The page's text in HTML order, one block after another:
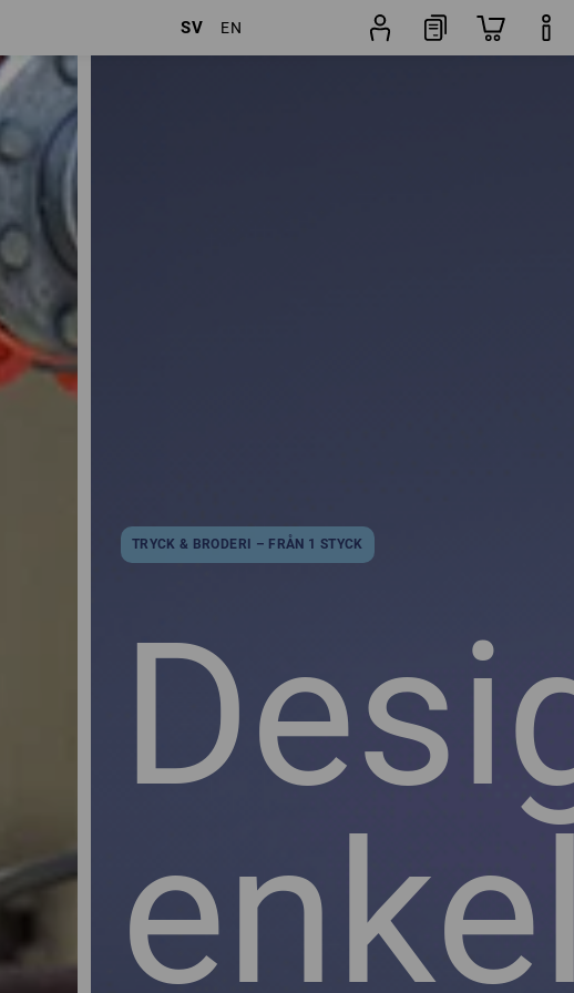
SV EN
TRYCK & BRODERI – FRÅN 1 STYCK
Ytterligare filter